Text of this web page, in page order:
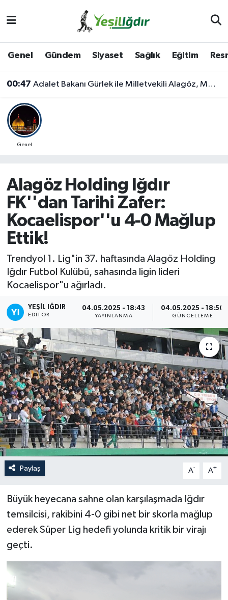
Genel Gündem Siyaset Sağlık Eğitim
00:47 Adalet Bakanı Gürlek ile Milletvekili Alagöz, MHP İl Başkanlığını Ziyaret Etti
Genel
Alagöz Holding Iğdır
FK''dan Tarihi Zafer:
Kocaelispor''u 4-0 Mağlup
Ettik!
Trendyol 1. Lig"in 37. haftasında Alagöz Holding
Iğdır Futbol Kulübü, sahasında ligin lideri
Kocaelispor"u ağırladı.
YEŞIL IĞDIR
EDITÖR
04.05.2025 - 18:43
YAYINLANMA
04.05.2025 - 18:50
GÜNCELLEME
Paylaş A- A+
Büyük heyecana sahne olan karşılaşmada Iğdır
temsilcisi, rakibini 4-0 gibi net bir skorla mağlup
ederek Süper Lig hedefi yolunda kritik bir virajı
geçti.
Iğdır Trafik Yoğunluk Haritası
Süper Lig Puan Durumu ve Fikstür
Son Dakika Haberleri
Haber Arşivi